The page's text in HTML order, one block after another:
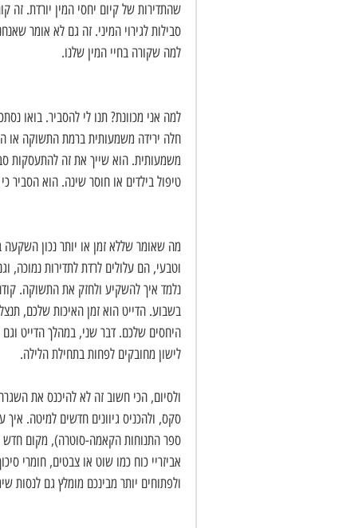
שהתדירות של קיום יחסי המין יורדת. זה
סבילות לגירוי המיני. זה גם לא אומר
למה שקורה בחיי המין שלנו.
למה אני מכוונת? תנו לי להסביר. בואו
חלה ירידה משמעותית ברמת התשוקה או
משמעותית. הוא שייך את זה להתעסקות
טיפול בילדים או חוסר שינה. הוא הסביר
מה שאומר שללא זמן או יותר נכון השקעה
וטבעי, הם עלולים לרדת לתדירות
נלמד איך להשקיע ולחזק את התשוקה.
בשבוע. הדייט הוא זמן האיכות שלכם,
היחסים שלכם. דבר שני, במהלך הדייט וגם
לישון מחובקים לפחות בתחילת הלילה.
ולסיום, הכי חשוב זה לא להיכנס את
סקס, ולהכניס גיוונים חדשים למיטה.
ספר התנוחות הקאמה-סוטרה), מקום חדש
אביזריי כוח כמו שוט או צבטים, חומרי
ולפתוחים יותר מבינכם מומלץ גם לנסות